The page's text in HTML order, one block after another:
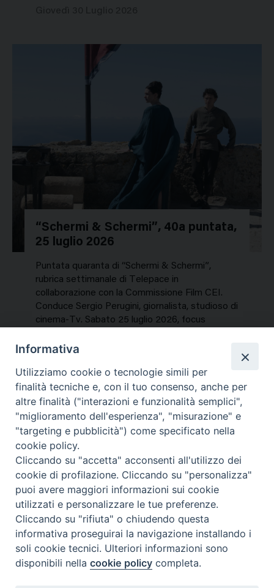
“Schermi & Schermi”, 40a puntata,
25 luglio 2026
Puntata quaranta di “Schermi & Schermi”,
rubrica settimanale di Telepace in
collaborazione con la Commissione Film CEI.
Conduce Sergio Perugini, giornalista, studioso di
cinema-Tv. Sabato 25 luglio 2026, focus
NEWS, PERCORSI TEMATICI
Mercoledì 29 Luglio 2026
Contatti & Info
C.ne Aurelia, 50 – 00165 Roma
Contatti
Informativa
Utilizziamo cookie o tecnologie simili per
finalità tecniche e, con il tuo consenso, anche per
altre finalità ("interazioni e funzionalità semplici",
"miglioramento dell'esperienza", "misurazione" e
"targeting e pubblicità") come specificato nella
cookie policy.
Cliccando su "accetta" acconsenti all'utilizzo dei
cookie di profilazione. Cliccando su "personalizza"
puoi avere maggiori informazioni sui cookie
utilizzati e personalizzare le tue preferenze.
Cliccando su "rifiuta" o chiudendo questa
informativa proseguirai la navigazione installando i
soli cookie tecnici. Ulteriori informazioni sono
disponibili nellacookie policy completa.